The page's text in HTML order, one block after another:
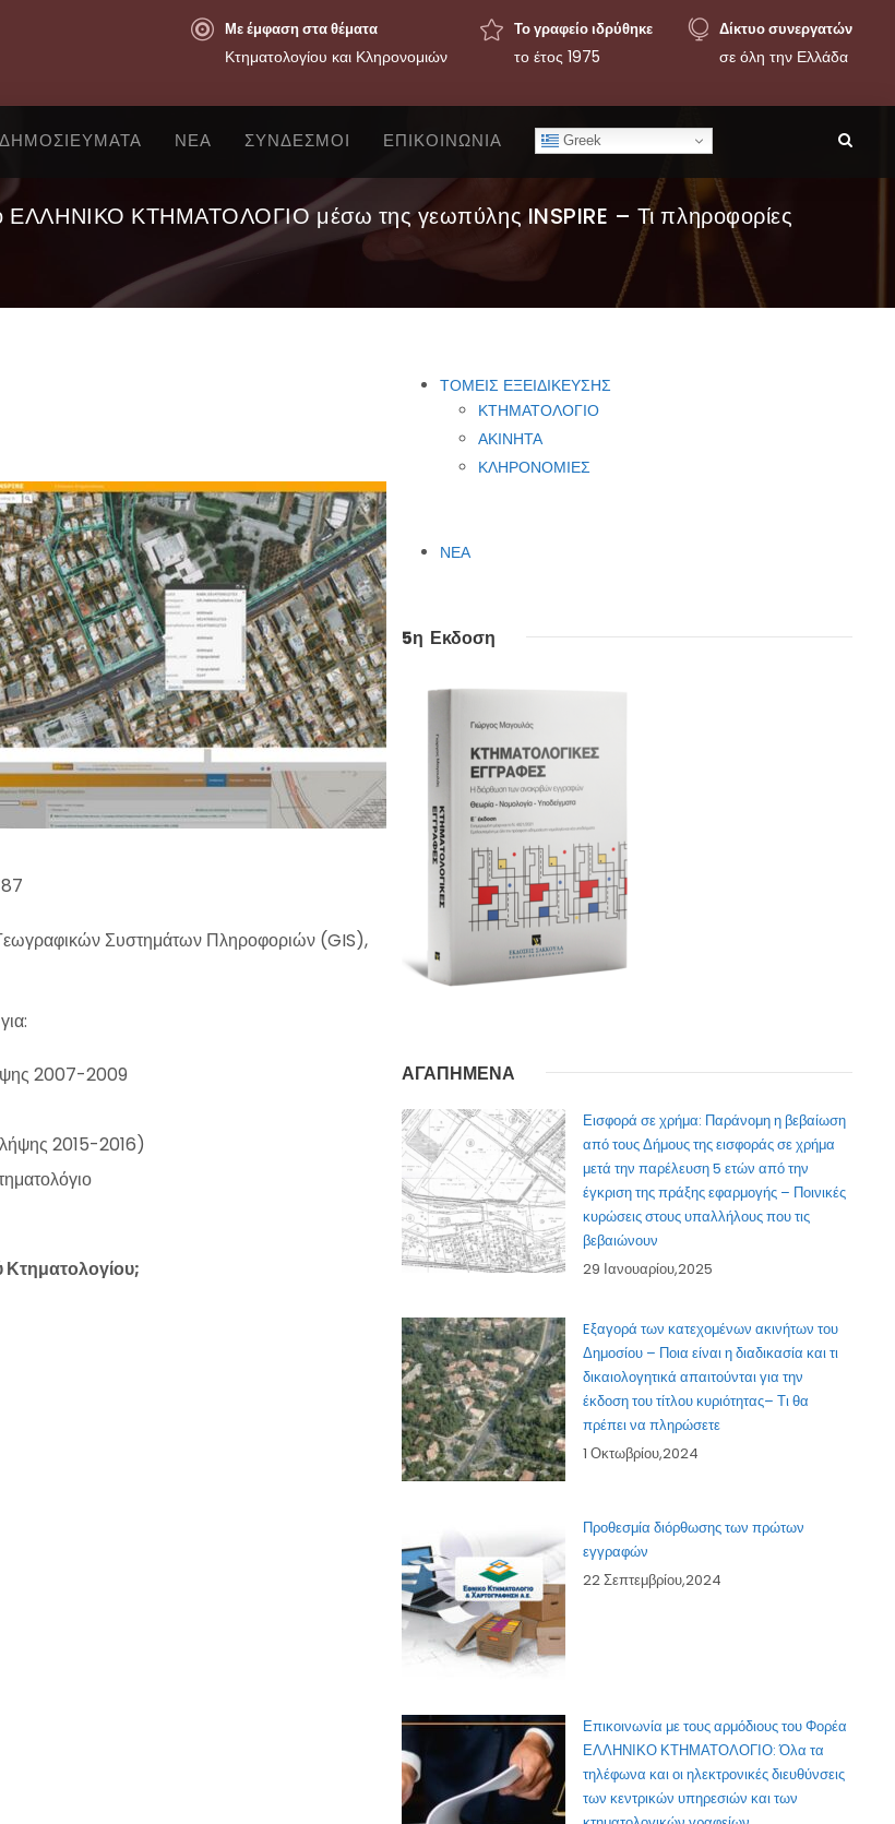
Με έμφαση στα θέματα
Κτηματολογίου και Κληρονομιών
Το γραφείο ιδρύθηκε
το έτος 1975
Δίκτυο συνεργατών
σε όλη την Ελλάδα
ΔΗΜΟΣΙΕΥΜΑΤΑ ΝΕΑ ΣΥΝΔΕΣΜΟΙ ΕΠΙΚΟΙΝΩΝΙΑ Greek
ΚΤΗΜΑΤΟΛΟΓΙΟ μέσω της γεωπύλης INSPIRE – Τι πληροφορίες
Συστημάτων Πληροφοριών (GIS),
2007-2009
2015-2016)
ΤΟΜΕΙΣ ΕΞΕΙΔΙΚΕΥΣΗΣ
ΚΤΗΜΑΤΟΛΟΓΙΟ
ΑΚΙΝΗΤΑ
ΚΛΗΡΟΝΟΜΙΕΣ
ΝΕΑ
5η Εκδοση
ΑΓΑΠΗΜΕΝΑ
Εισφορά σε χρήμα: Παράνομη η βεβαίωση
από τους Δήμους της εισφοράς σε χρήμα
μετά την παρέλευση 5 ετών από την
έγκριση της πράξης εφαρμογής – Ποινικές
κυρώσεις στους υπαλλήλους που τις
βεβαιώνουν
29 Ιανουαρίου,2025
Eξαγορά των κατεχομένων ακινήτων του
Δημοσίου – Ποια είναι η διαδικασία και τι
δικαιολογητικά απαιτούνται για την
έκδοση του τίτλου κυριότητας– Τι θα
πρέπει να πληρώσετε
1 Οκτωβρίου,2024
Προθεσμία διόρθωσης των πρώτων
εγγραφών
22 Σεπτεμβρίου,2024
Επικοινωνία με τους αρμόδιους του Φορέα
ΕΛΛΗΝΙΚΟ ΚΤΗΜΑΤΟΛΟΓΙΟ: Όλα τα
τηλέφωνα και οι ηλεκτρονικές διευθύνσεις
των κεντρικών υπηρεσιών και των